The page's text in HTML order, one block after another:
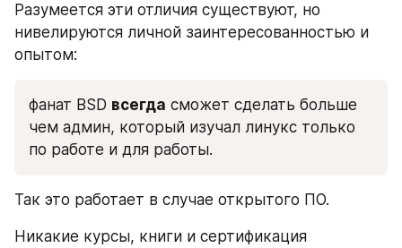
Разумеется эти отличия существуют, но
нивелируются личной заинтересованностью и
опытом:
фанат BSD всегда сможет сделать больше
чем админ, который изучал линукс только
по работе и для работы.
Так это работает в случае открытого ПО.
Никакие курсы, книги и сертификация